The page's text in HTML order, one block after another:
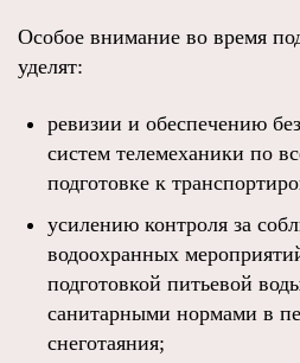
Особое внимание во время
уделят:
ревизии и обеспечению
систем телемеханики по
подготовке к
усилению контроля за
водоохранных
подготовкой питьевой
санитарными нормами в
снеготаяния;